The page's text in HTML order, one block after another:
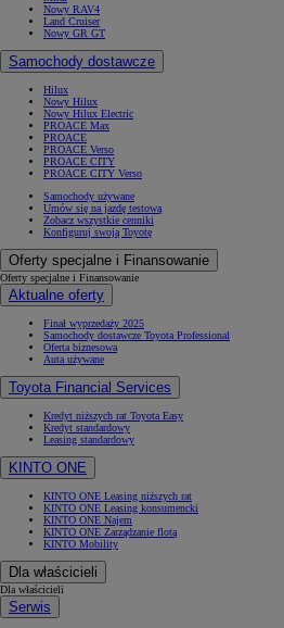
Nowy RAV4
Land Cruiser
Nowy GR GT
Samochody dostawcze
Hilux
Nowy Hilux
Nowy Hilux Electric
PROACE Max
PROACE
PROACE Verso
PROACE CITY
PROACE CITY Verso
Samochody używane
Umów się na jazdę testową
Zobacz wszystkie cenniki
Konfiguruj swoją Toyotę
Oferty specjalne i Finansowanie
Oferty specjalne i Finansowanie
Aktualne oferty
Finał wyprzedaży 2025
Samochody dostawcze Toyota Professional
Oferta biznesowa
Auta używane
Toyota Financial Services
Kredyt niższych rat Toyota Easy
Kredyt standardowy
Leasing standardowy
KINTO ONE
KINTO ONE Leasing niższych rat
KINTO ONE Leasing konsumencki
KINTO ONE Najem
KINTO ONE Zarządzanie flotą
KINTO Mobility
Dla właścicieli
Dla właścicieli
Serwis